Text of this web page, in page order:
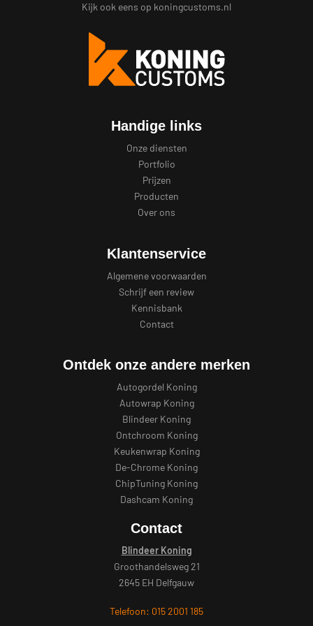
Kijk ook eens op koningcustoms.nl
Handige links
Onze diensten
Portfolio
Prijzen
Producten
Over ons
Klantenservice
Algemene voorwaarden
Schrijf een review
Kennisbank
Contact
Ontdek onze andere merken
Autogordel Koning
Autowrap Koning
Blindeer Koning
Ontchroom Koning
Keukenwrap Koning
De-Chrome Koning
ChipTuning Koning
Dashcam Koning
Contact
Blindeer Koning
Groothandelsweg 21
2645 EH Delfgauw
Telefoon: 015 2001 185